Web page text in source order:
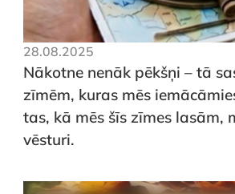
28.08.2025
Nākotne nenāk pēkšņi – tā
zīmēm, kuras mēs
tas, kā mēs šīs zīmes lasām,
vēsturi.